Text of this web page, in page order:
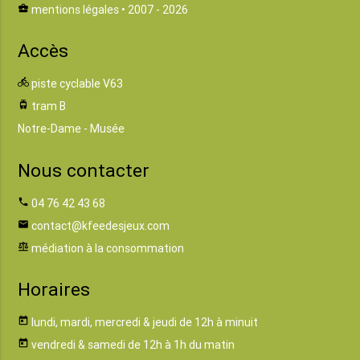
business_center mentions légales • 2007 - 2026
Accès
directions_bike piste cyclable V63
tram tram B
Notre-Dame - Musée
Nous contacter
phone 04 76 42 43 68
email contact@kfeedesjeux.com
balance médiation à la consommation
Horaires
today lundi, mardi, mercredi & jeudi de 12h à minuit
today vendredi & samedi de 12h à 1h du matin